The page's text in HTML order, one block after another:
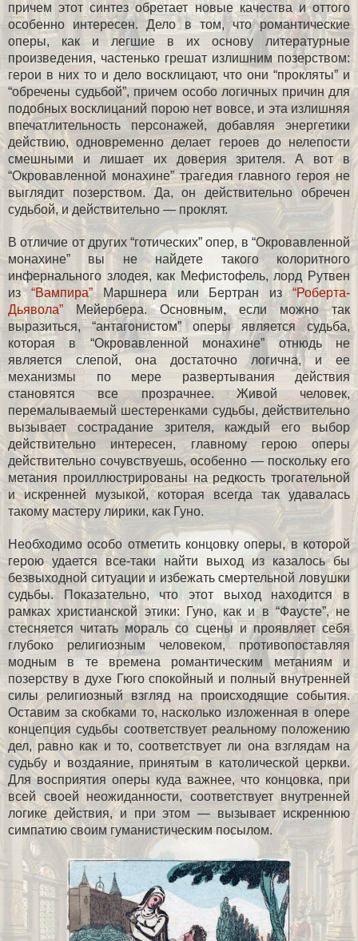
причем этот синтез обретает новые качества и оттого
особенно интересен. Дело в том, что романтические
оперы, как и легшие в их основу литературные
произведения, частенько грешат излишним позерством:
герои в них то и дело восклицают, что они “прокляты” и
“обречены судьбой”, причем особо логичных причин для
подобных восклицаний порою нет вовсе, и эта излишняя
впечатлительность персонажей, добавляя энергетики
действию, одновременно делает героев до нелепости
смешными и лишает их доверия зрителя. А вот в
“Окровавленной монахине” трагедия главного героя не
выглядит позерством. Да, он действительно обречен
судьбой, и действительно — проклят.
В отличие от других “готических” опер, в “Окровавленной
монахине” вы не найдете такого колоритного
инфернального злодея, как Мефистофель, лорд Рутвен
из “Вампира”Маршнера или Бертран из“Роберта-
Дьявола” Мейербера. Основным, если можно так
выразиться, “антагонистом” оперы является судьба,
которая в “Окровавленной монахине” отнюдь не
является слепой, она достаточно логична, и ее
механизмы по мере развертывания действия
становятся все прозрачнее. Живой человек,
перемалываемый шестеренками судьбы, действительно
вызывает сострадание зрителя, каждый его выбор
действительно интересен, главному герою оперы
действительно сочувствуешь, особенно — поскольку его
метания проиллюстрированы на редкость трогательной
и искренней музыкой, которая всегда так удавалась
такому мастеру лирики, как Гуно.
Необходимо особо отметить концовку оперы, в которой
герою удается все-таки найти выход из казалось бы
безвыходной ситуации и избежать смертельной ловушки
судьбы. Показательно, что этот выход находится в
рамках христианской этики: Гуно, как и в “Фаусте”, не
стесняется читать мораль со сцены и проявляет себя
глубоко религиозным человеком, противопоставляя
модным в те времена романтическим метаниям и
позерству в духе Гюго спокойный и полный внутренней
силы религиозный взгляд на происходящие события.
Оставим за скобками то, насколько изложенная в опере
концепция судьбы соответствует реальному положению
дел, равно как и то, соответствует ли она взглядам на
судьбу и воздаяние, принятым в католической церкви.
Для восприятия оперы куда важнее, что концовка, при
всей своей неожиданности, соответствует внутренней
логике действия, и при этом — вызывает искреннюю
симпатию своим гуманистическим посылом.